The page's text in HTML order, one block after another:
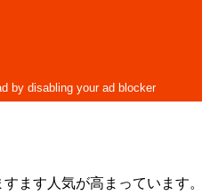
ます人気が高まっています